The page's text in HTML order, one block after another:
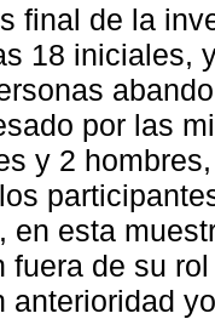
final de la
18 iniciales,
por las
y 2
en esta
fuera de su
anterioridad